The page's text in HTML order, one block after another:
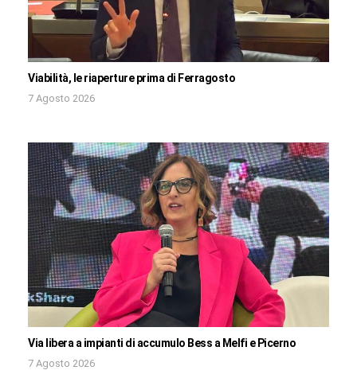
Viabilità, le riaperture prima di Ferragosto
7 Agosto 2026
Via libera a impianti di accumulo Bess a Melfi e Picerno
7 Agosto 2026